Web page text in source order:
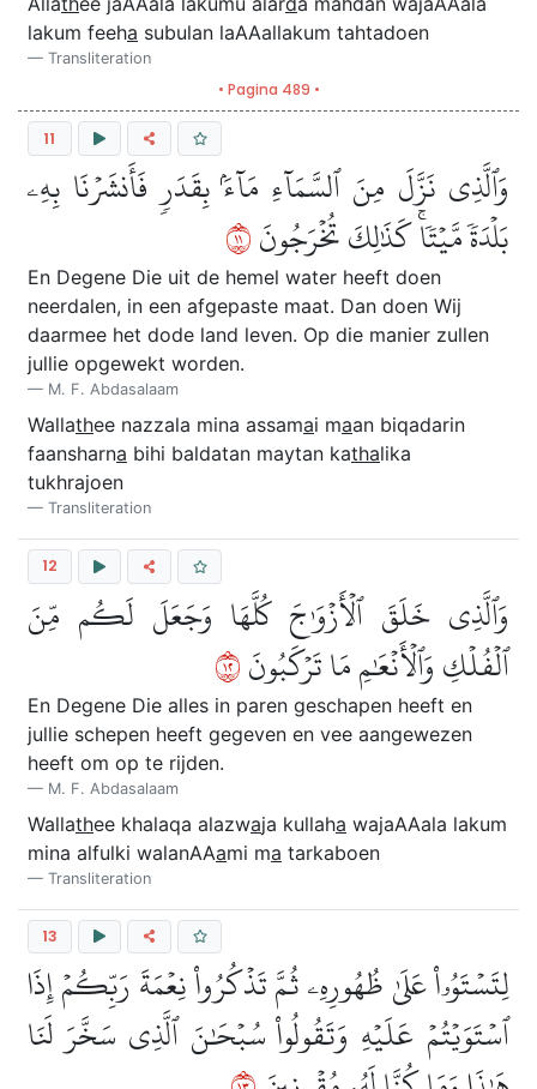
lakum feeha subulan laAAallakum tahtadoen
Transliteration
• Pagina 489 •
11
وَٱلَّذِي نَزَّلَ مِنَ ٱلسَّمَآءِ مَآءَۢ بِقَدَرٖ فَأَنشَرۡنَا بِهِۦ
بَلۡدَةٗ مَّيۡتٗاۚ كَذَٰلِكَ تُخۡرَجُونَ١١
En Degene Die uit de hemel water heeft doen
neerdalen, in een afgepaste maat. Dan doen Wij
daarmee het dode land leven. Op die manier zullen
jullie opgewekt worden.
M. F. Abdasalaam
Wallathee nazzala mina assamai maan biqadarin
faansharna bihi baldatan maytan kathalika
tukhrajoen
Transliteration
12
وَٱلَّذِي خَلَقَ ٱلۡأَزۡوَٰجَ كُلَّهَا وَجَعَلَ لَكُم مِّنَ
ٱلۡفُلۡكِ وَٱلۡأَنۡعَٰمِ مَا تَرۡكَبُونَ٢١
En Degene Die alles in paren geschapen heeft en
jullie schepen heeft gegeven en vee aangewezen
heeft om op te rijden.
M. F. Abdasalaam
Wallathee khalaqa alazwaja kullaha wajaAAala lakum
mina alfulki walanAAami ma tarkaboen
Transliteration
13
لِتَسۡتَوُۥاْ عَلَىٰ ظُهُورِهِۦ ثُمَّ تَذۡكُرُواْ نِعۡمَةَ رَبِّكُمۡ إِذَا
ٱسۡتَوَيۡتُمۡ عَلَيۡهِ وَتَقُولُواْ سُبۡحَٰنَ ٱلَّذِي سَخَّرَ لَنَا